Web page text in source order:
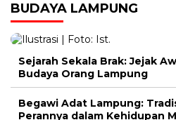
BUDAYA LAMPUNG
Sejarah Sekala Brak: Jejak
Budaya Orang Lampung
Begawi Adat Lampung:
Perannya dalam Kehidupan